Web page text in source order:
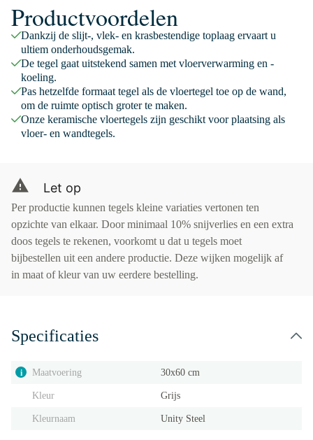
Productvoordelen
Dankzij de slijt-, vlek- en krasbestendige toplaag ervaart u
ultiem onderhoudsgemak.
De tegel gaat uitstekend samen met vloerverwarming en -
koeling.
Pas hetzelfde formaat tegel als de vloertegel toe op de wand,
om de ruimte optisch groter te maken.
Onze keramische vloertegels zijn geschikt voor plaatsing als
vloer- en wandtegels.
Let op
Per productie kunnen tegels kleine variaties vertonen ten
opzichte van elkaar. Door minimaal 10% snijverlies en een extra
doos tegels te rekenen, voorkomt u dat u tegels moet
bijbestellen uit een andere productie. Deze wijken mogelijk af
in maat of kleur van uw eerdere bestelling.
Specificaties
i Maatvoering 30x60 cm
Kleur Grijs
Kleurnaam Unity Steel